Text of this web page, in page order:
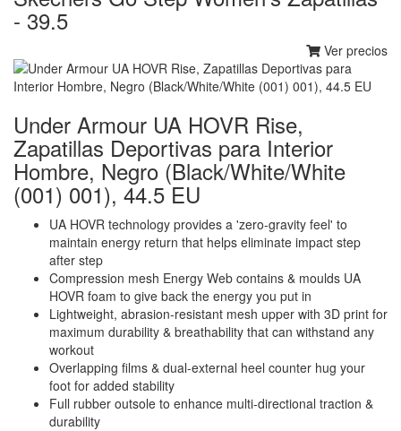
- 39.5
Ver precios
Under Armour UA HOVR Rise,
Zapatillas Deportivas para Interior
Hombre, Negro (Black/White/White
(001) 001), 44.5 EU
UA HOVR technology provides a 'zero-gravity feel' to
maintain energy return that helps eliminate impact step
after step
Compression mesh Energy Web contains & moulds UA
HOVR foam to give back the energy you put in
Lightweight, abrasion-resistant mesh upper with 3D print for
maximum durability & breathability that can withstand any
workout
Overlapping films & dual-external heel counter hug your
foot for added stability
Full rubber outsole to enhance multi-directional traction &
durability